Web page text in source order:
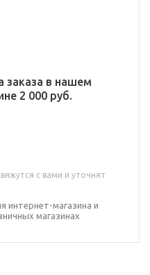
заказа в нашем
2 000 руб.
с вами и уточнят
интернет-магазина и
магазинах